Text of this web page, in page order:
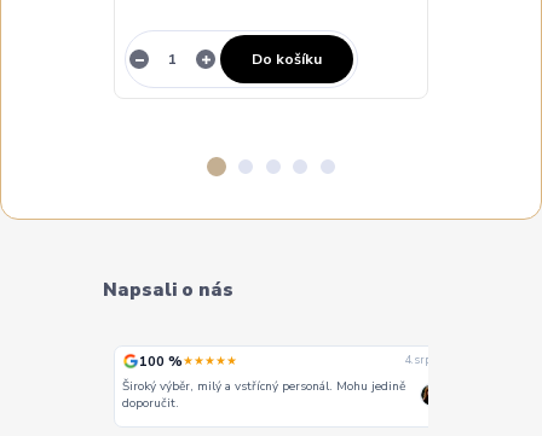
Do košíku
Napsali o nás
100 %★★★★★ 4. srpna
Široký výběr, milý a vstřícný personál. Mohu jedině
doporučit.